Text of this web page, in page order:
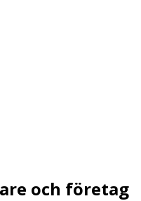
och företag